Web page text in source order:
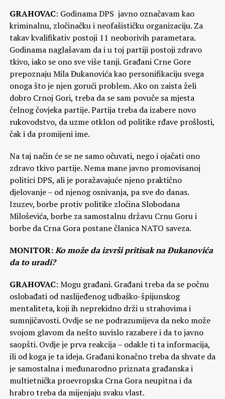
GRAHOVAC: Godinama DPS javno označavam kao
kriminalnu, zločinačku i neofašističku organizaciju. Za
takav kvalifikativ postoji 11 neoborivih parametara.
Godinama naglašavam da i u toj partiji postoji zdravo
tkivo, iako se ono sve više tanji. Građani Crne Gore
prepoznaju Mila Đukanovića kao personifikaciju svega
onoga što je njen gorući problem. Ako on zaista želi
dobro Crnoj Gori, treba da se sam povuče sa mjesta
čelnog čovjeka partije. Partija treba da izabere novo
rukovodstvo, da uzme otklon od politike rđave prošlosti,
čak i da promijeni ime.
Na taj način će se ne samo očuvati, nego i ojačati ono
zdravo tkivo partije. Nema mane javno promovisanoj
politici DPS, ali je poražavajuće njeno praktično
djelovanje – od njenog osnivanja, pa sve do danas.
Izuzev, borbe protiv politike zločina Slobodana
Miloševića, borbe za samostalnu državu Crnu Goru i
borbe da Crna Gora postane članica NATO saveza.
MONITOR:Ko može da izvrši pritisak na Đukanovića
da to uradi?
GRAHOVAC: Mogu građani. Građani treba da se počnu
oslobađati od naslijeđenog udbaško-špijunskog
mentaliteta, koji ih neprekidno drži u strahovima i
sumnjičavosti. Ovdje se ne podrazumijeva da neko može
svojom glavom da nešto suvislo razabere i da to javno
saopšti. Ovdje je prva reakcija – odakle ti ta informacija,
ili od koga je ta ideja. Građani konačno treba da shvate da
je samostalna i međunarodno priznata građanska i
multietnička proevropska Crna Gora neupitna i da
hrabro treba da mijenjaju svaku vlast.